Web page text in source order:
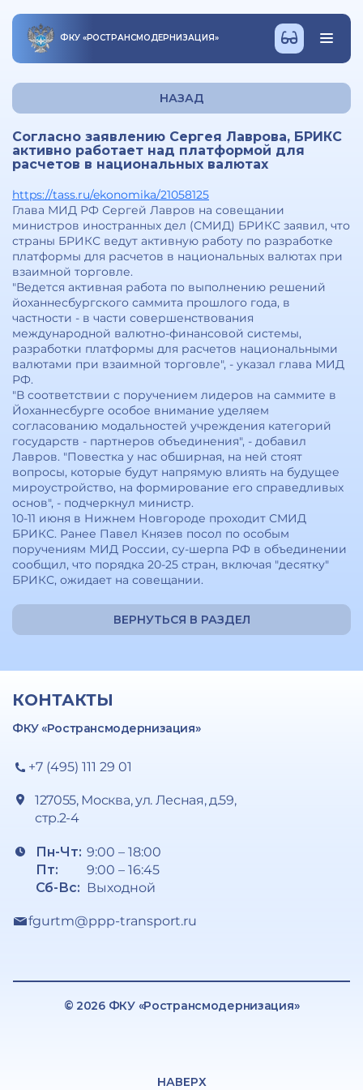
ФКУ «РОСТРАНСМОДЕРНИЗАЦИЯ»
НАЗАД
Согласно заявлению Сергея Лаврова, БРИКС
активно работает над платформой для
расчетов в национальных валютах
https://tass.ru/ekonomika/21058125
Глава МИД РФ Сергей Лавров на совещании
министров иностранных дел (СМИД) БРИКС заявил, что
страны БРИКС ведут активную работу по разработке
платформы для расчетов в национальных валютах при
взаимной торговле.
"Ведется активная работа по выполнению решений
йоханнесбургского саммита прошлого года, в
частности - в части совершенствования
международной валютно-финансовой системы,
разработки платформы для расчетов национальными
валютами при взаимной торговле", - указал глава МИД
РФ.
"В соответствии с поручением лидеров на саммите в
Йоханнесбурге особое внимание уделяем
согласованию модальностей учреждения категорий
государств - партнеров объединения", - добавил
Лавров. "Повестка у нас обширная, на ней стоят
вопросы, которые будут напрямую влиять на будущее
мироустройство, на формирование его справедливых
основ", - подчеркнул министр.
10-11 июня в Нижнем Новгороде проходит СМИД
БРИКС. Ранее Павел Князев посол по особым
поручениям МИД России, су-шерпа РФ в объединении
сообщил, что порядка 20-25 стран, включая "десятку"
БРИКС, ожидает на совещании.
ВЕРНУТЬСЯ В РАЗДЕЛ
КОНТАКТЫ
ФКУ «Ространсмодернизация»
+7 (495) 111 29 01
127055, Москва, ул. Лесная, д.59,
стр.2-4
Пн-Чт:
Пт:
Сб-Вс:
9:00 – 18:00
9:00 – 16:45
Выходной
fgurtm@ppp-transport.ru
© 2026 ФКУ «Ространсмодернизация»
НАВЕРХ